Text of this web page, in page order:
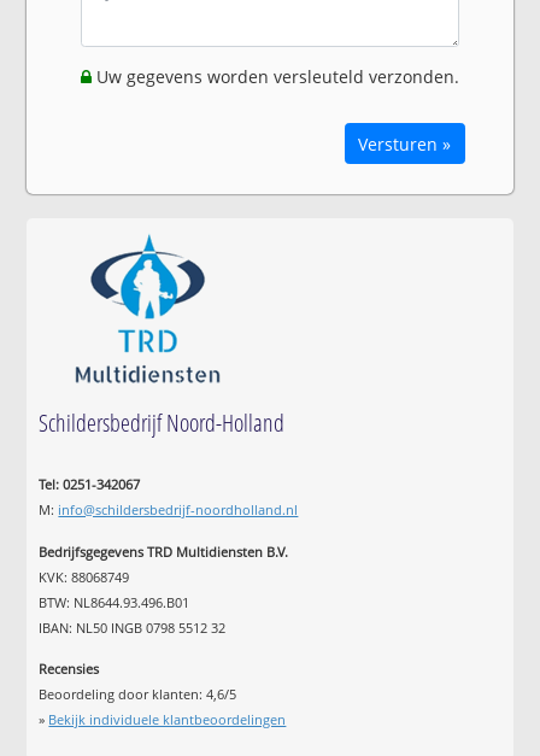
Uw gegevens worden versleuteld verzonden.
Versturen »
Schildersbedrijf Noord-Holland
Tel: 0251-342067
M: info@schildersbedrijf-noordholland.nl
Bedrijfsgegevens TRD Multidiensten B.V.
KVK: 88068749
BTW: NL8644.93.496.B01
IBAN: NL50 INGB 0798 5512 32
Recensies
Beoordeling door klanten:4,6/5
» Bekijk individuele klantbeoordelingen